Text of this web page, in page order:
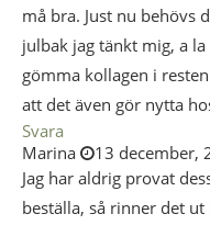
må bra. Just nu behövs
julbak jag tänkt mig, a
gömma kollagen i
att det även gör nytta
Svara
Marina
13 december,
Jag har aldrig provat
beställa, så rinner det